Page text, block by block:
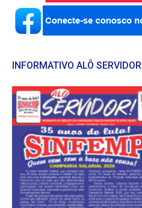
INFORMATIVO ALÔ SERVIDOR